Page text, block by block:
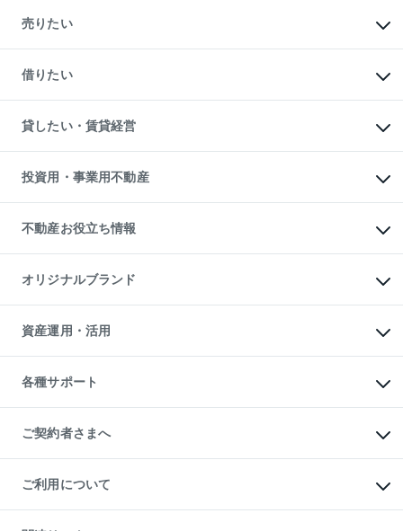
新築・分譲マンションの購入
中古マンションの購入
一戸建ての購入
中古一戸建ての購入
不動産購入の流れ
注目キーワード物件特集
購入ガイド
English 繁体中文簡体中文
売りたい
一戸建ての売却・査定
土地の売却・査定
スピードAI査定
不動産査定について
不動産売却の流れ
不動産買換えの流れ
売却ガイド
借りたい
オフィス・店舗の賃貸
借りるときの流れ
借りるガイド
貸したい・賃貸経営
マンション賃料データ
賃貸管理プラン
リロケーションについて
貸すガイド
投資用・事業用不動産
事業用不動産
マンション投資
投資用マンション
アパート経営
収益物件
ビル購入（ビル一棟）
投資用不動産の売却査定
事業用不動産の売却査定
不動産お役立ち情報
マンションライブラリー
人気マンションランキング
暮らしに役立つ不動産メディア
不動産相場・不動産価格情報
不動産コラム・ニュース
不動産用語集
不動産なんでもネット相談室
住まいの税金
オリジナルブランド
一棟リノベーションマンション
L`GENTE（ルジェンテ）
区分リノベーションマンション
投資用一棟レジデンスWELL
不動産小口投資
LEGACIA（レガシア）
資産運用・活用
不動産M&A
アセットマネジメント・出資
各種サポート
相続サポート
リフォームサポート
ご契約者さまへ
ご紹介・再契約特典
入居者様専用-各種ご案内（賃貸）
東急こすもす会「こすもすWeb」
ご利用について